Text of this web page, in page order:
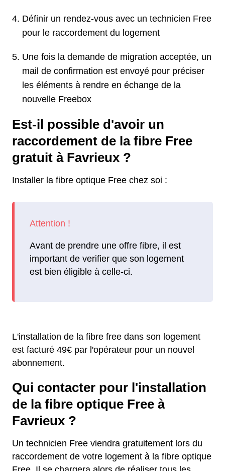
Définir un rendez-vous avec un technicien Free
pour le raccordement du logement
Une fois la demande de migration acceptée, un
mail de confirmation est envoyé pour préciser
les éléments à rendre en échange de la
nouvelle Freebox
Est-il possible d'avoir un
raccordement de la fibre Free
gratuit à Favrieux ?
Installer la fibre optique Free chez soi :
Avant de prendre une offre fibre, il est
important de verifier que son logement
est bien éligible à celle-ci.
L'installation de la fibre free dans son logement
est facturé 49€ par l'opérateur pour un nouvel
abonnement.
Qui contacter pour l'installation
de la fibre optique Free à
Favrieux ?
Un technicien Free viendra gratuitement lors du
raccordement de votre logement à la fibre optique